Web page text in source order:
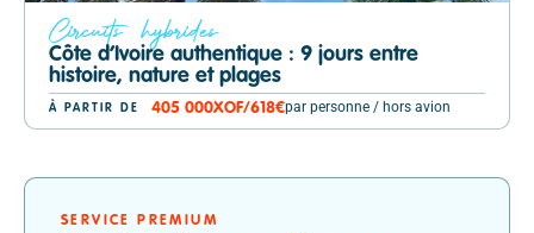
Circuits hybrides
Côte d’Ivoire authentique : 9 jours entre
histoire, nature et plages
À PARTIR DE 405 000XOF/618€par personne / hors avion
SERVICE PREMIUM